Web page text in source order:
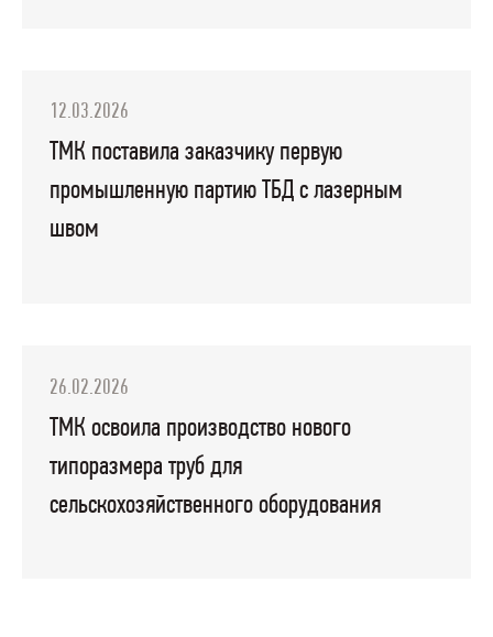
12.03.2026
ТМК поставила заказчику первую
промышленную партию ТБД с лазерным
швом
26.02.2026
ТМК освоила производство нового
типоразмера труб для
сельскохозяйственного оборудования